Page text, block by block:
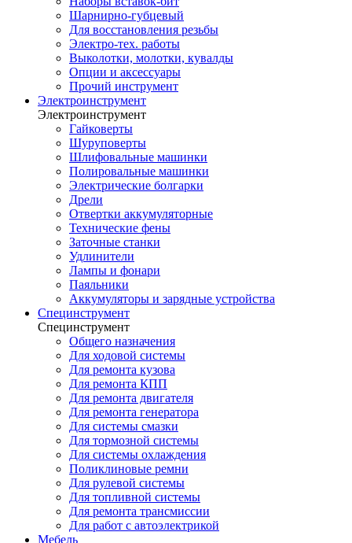
Шарнирно-губцевый
Для восстановления резьбы
Электро-тех. работы
Выколотки, молотки, кувалды
Опции и аксессуары
Прочий инструмент
Электроинструмент
Электроинструмент
Гайковерты
Шуруповерты
Шлифовальные машинки
Полировальные машинки
Электрические болгарки
Дрели
Отвертки аккумуляторные
Технические фены
Заточные станки
Удлинители
Лампы и фонари
Паяльники
Аккумуляторы и зарядные устройства
Специнструмент
Специнструмент
Общего назначения
Для ходовой системы
Для ремонта кузова
Для ремонта КПП
Для ремонта двигателя
Для ремонта генератора
Для системы смазки
Для тормозной системы
Для системы охлаждения
Поликлиновые ремни
Для рулевой системы
Для топливной системы
Для ремонта трансмиссии
Для работ с автоэлектрикой
Мебель